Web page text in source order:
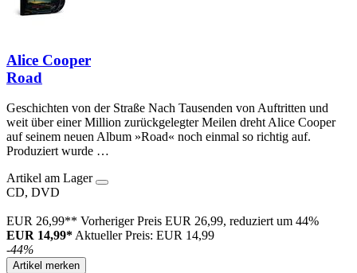
Alice Cooper
Road
Geschichten von der Straße Nach Tausenden von Auftritten und
weit über einer Million zurückgelegter Meilen dreht Alice Cooper
auf seinem neuen Album »Road« noch einmal so richtig auf.
Produziert wurde …
Artikel am Lager
CD, DVD
EUR 26,99** Vorheriger Preis EUR 26,99, reduziert um 44%
EUR 14,99* Aktueller Preis: EUR 14,99
-44%
Artikel merken